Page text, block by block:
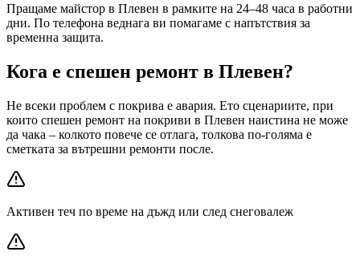
Пращаме майстор в Плевен в рамките на 24–48 часа в работни
дни. По телефона веднага ви помагаме с напътствия за
временна защита.
Кога е спешен ремонт в Плевен?
Не всеки проблем с покрива е авария. Ето сценариите, при
които спешен ремонт на покриви в Плевен наистина не може
да чака – колкото повече се отлага, толкова по-голяма е
сметката за вътрешни ремонти после.
Активен теч по време на дъжд или след снеговалеж